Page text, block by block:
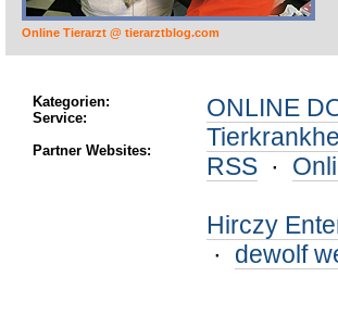
Online Tierarzt @ tierarztblog.com
Kategorien:
Service:
Partner Websites:
ONLINE
RSS ·
Hirczy
· dewolf